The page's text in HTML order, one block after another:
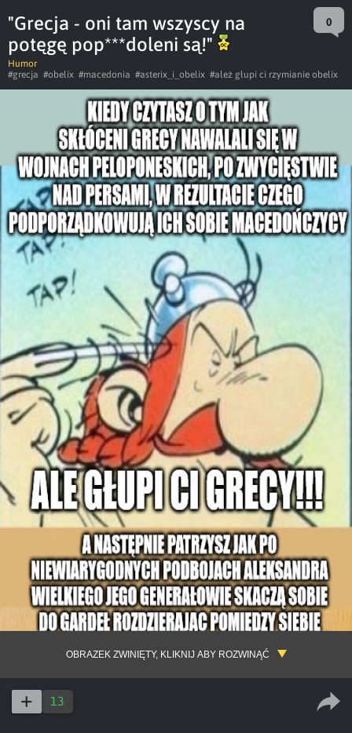
"Grecja - oni tam wszyscy na
potęgę pop***doleni są!"
0
Humor
#grecja #obelix #macedonia #asterix_i_obelix #ależ głupi ci rzymianie obelix
OBRAZEK ZWINIĘTY, KLIKNIJ ABY ROZWINĄĆ
13